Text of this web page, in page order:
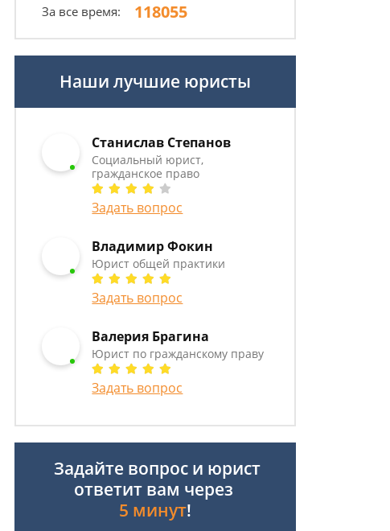
За все время: 118055
Наши лучшие юристы
Станислав Степанов
Социальный юрист,
гражданское право
Задать вопрос
Владимир Фокин
Юрист общей практики
Задать вопрос
Валерия Брагина
Юрист по гражданскому праву
Задать вопрос
Задайте вопрос и юрист
ответит вам через
5 минут!